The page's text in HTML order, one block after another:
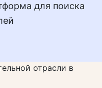
для поиска
отрасли в